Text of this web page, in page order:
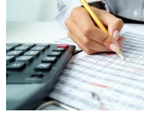
Vi ste ovdje